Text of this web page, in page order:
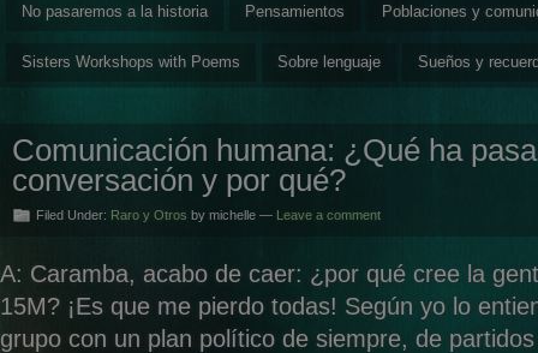
No pasaremos a la historia Pensamientos Poblaciones y
Sisters Workshops with Poems Sobre lenguaje Sueños y
Comunicación humana: ¿Qué ha
conversación y por qué?
Filed Under: Raro y Otros by michelle — Leave a comment
A: Caramba, acabo de caer: ¿por qué cree la
15M? ¡Es que me pierdo todas! Según yo lo
grupo con un plan político de siempre, de